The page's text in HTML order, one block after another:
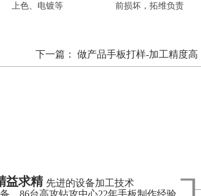
上色、电镀等
前损坏，拓维负责
下一篇： 做产品手板打样-加工精度高
益求精 先进的设备加工技术
，86台高攻钻攻中心22年手板制作经验